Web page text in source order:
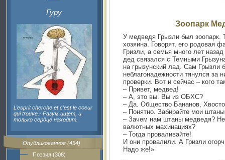
Гуру
L’esprit cherche et c’est le coeur
qui trouve.- Разум ищет, и
только сердце находит.
Опубликованное (454)
Поэзия (308)
Зоопарк
У медведя Грызли был зоопарк.
хозяина. Говорят, его родовая
Гризли, а семья много лет
дед связался с Темными
на грызунский лад. Сам Грызли
неблагонадежности тянулся за
проверки. Вот и сейчас – кого
– Привет, медвед!
– А, это вы. Вы из ОБХС?
– Да. Общество Бананов,
– Понятно. Забирайте мои
– Зачем нам штаны медведя?
валютных махинациях?
– Тогда проваливайте!
И они провалили. А Гризли
Надо же!»